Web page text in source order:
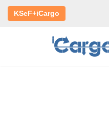
KSeF+iCargo